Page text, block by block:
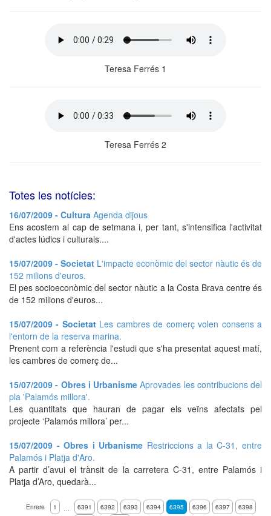
Teresa Ferrés 1
Teresa Ferrés 2
Totes les notícies:
16/07/2009 - Cultura Agenda dijous
Ens acostem al cap de setmana i, per tant, s'intensifica l'activitat
d'actes lúdics i culturals....
15/07/2009 - Societat L'impacte econòmic del sector nàutic és de
152 milions d'euros.
El pes socioeconòmic del sector nàutic a la Costa Brava centre és
de 152 milions d'euros...
15/07/2009 - Societat Les cambres de comerç volen consens a
l'entorn de la reserva marina.
Prenent com a referència l'estudi que s'ha presentat aquest matí,
les cambres de comerç de...
15/07/2009 - Obres i UrbanismeAprovades les contribucions del
pla 'Palamós millora'.
Les quantitats que hauran de pagar els veïns afectats pel
projecte ‘Palamós millora’ per...
15/07/2009 - Obres i Urbanisme Restriccions a la C-31, entre
Palamós i Platja d'Aro.
A partir d’avui el trànsit de la carretera C-31, entre Palamós i
Platja d’Aro, quedarà...
Enrere 1 … 6391 6392 6393 6394 6395 6396 6397 6398